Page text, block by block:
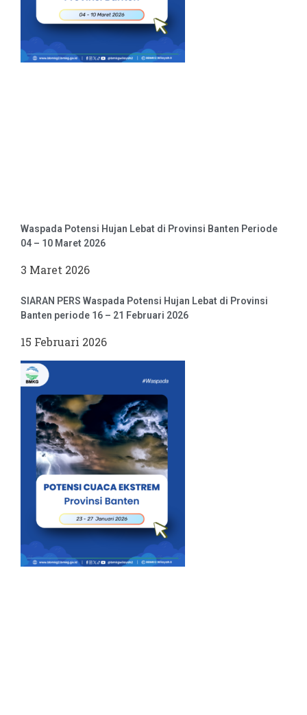
Waspada Potensi Hujan Lebat di Provinsi Banten Periode
04 – 10 Maret 2026
3 Maret 2026
SIARAN PERS Waspada Potensi Hujan Lebat di Provinsi
Banten periode 16 – 21 Februari 2026
15 Februari 2026